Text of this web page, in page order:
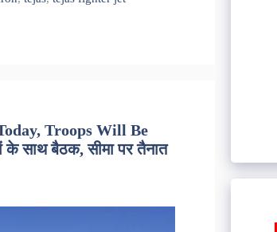
Troops Will Be
साथ बैठक, सीमा पर तैनात